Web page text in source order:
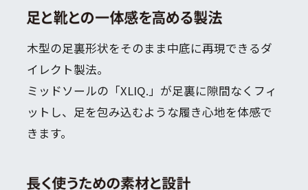
木型の足裏形状をそのまま中底に再現できるダ
イレクト製法。
ミッドソールの「XLIQ.」が足裏に隙間なくフィ
ットし、足を包み込むような履き心地を体感で
きます。